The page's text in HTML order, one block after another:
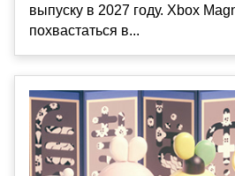
выпуску в 2027 году. Xbox
похвастаться в...